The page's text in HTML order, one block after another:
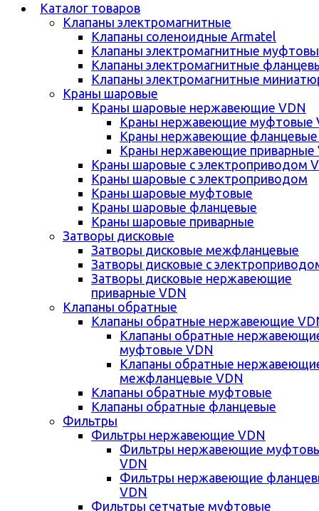
Каталог товаров
Клапаны электромагнитные
Клапаны соленоидные Armatel
Клапаны электромагнитные
Клапаны электромагнитные
Клапаны электромагнитные
Краны шаровые
Краны шаровые нержавеющие VDN
Краны нержавеющие муфтовые
Краны нержавеющие фланцевые
Краны нержавеющие приварные
Краны шаровые с электроприводом
Краны шаровые с электроприводом
Краны шаровые муфтовые
Краны шаровые фланцевые
Краны шаровые приварные
Затворы дисковые
Затворы дисковые межфланцевые
Затворы дисковые с
Затворы дисковые нержавеющие
приварные VDN
Клапаны обратные
Клапаны обратные нержавеющие
Клапаны обратные
муфтовые VDN
Клапаны обратные
межфланцевые VDN
Клапаны обратные муфтовые
Клапаны обратные фланцевые
Фильтры
Фильтры нержавеющие VDN
Фильтры нержавеющие
VDN
Фильтры нержавеющие
VDN
Фильтры сетчатые муфтовые